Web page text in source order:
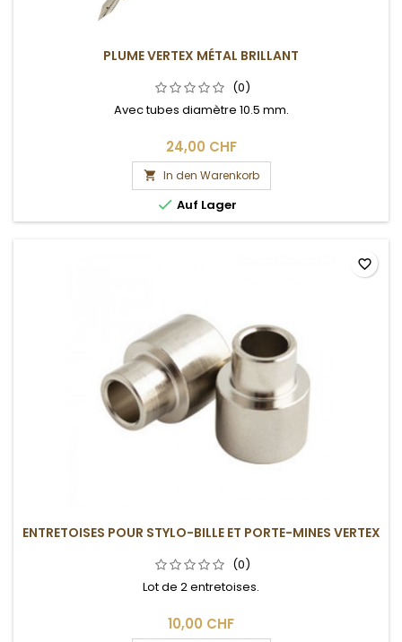
PLUME VERTEX MÉTAL BRILLANT
(0)
Avec tubes diamètre 10.5 mm.
24,00 CHF
 In den Warenkorb
 Auf Lager
ENTRETOISES POUR STYLO-BILLE ET PORTE-MINES VERTEX
(0)
Lot de 2 entretoises.
10,00 CHF
favorite_border